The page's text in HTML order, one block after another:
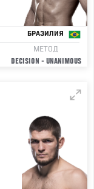
БРАЗИЛИЯ
МЕТОД
DECISION - UNANIMOUS